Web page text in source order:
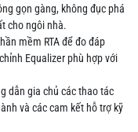
gọn gàng, không đục phá
cho ngôi nhà.
mềm RTA để đo đáp
Equalizer phù hợp với
dẫn gia chủ các thao tác
và các cam kết hỗ trợ kỹ